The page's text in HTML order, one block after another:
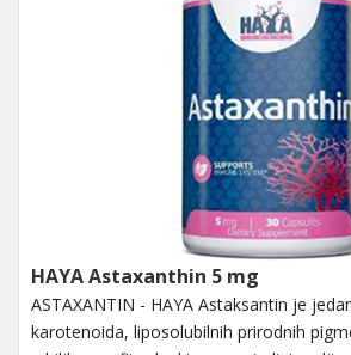
HAYA Astaxanthin 5 mg
ASTAXANTIN - HAYA Astaksantin je
karotenoida, liposolubilnih prirodnih